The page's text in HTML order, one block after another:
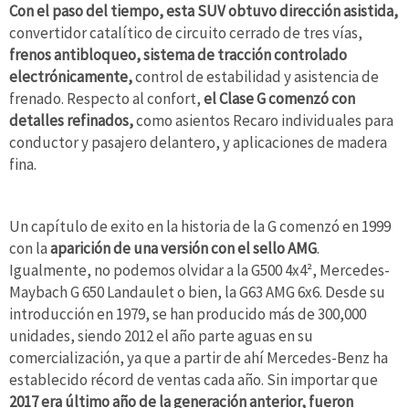
Con el paso del tiempo, esta SUV obtuvo dirección asistida,
convertidor catalítico de circuito cerrado de tres vías,
frenos antibloqueo, sistema de tracción controlado
electrónicamente,control de estabilidad y asistencia de
frenado. Respecto al confort,el Clase G comenzó con
detalles refinados,como asientos Recaro individuales para
conductor y pasajero delantero, y aplicaciones de madera
fina.
Un capítulo de exito en la historia de la G comenzó en 1999
con laaparición de una versión con el sello AMG.
Igualmente, no podemos olvidar a la G500 4x4², Mercedes-
Maybach G 650 Landaulet o bien, la G63 AMG 6x6. Desde su
introducción en 1979,se han producido más de 300,000
unidades, siendo 2012 el año parte aguas en su
comercialización, ya que a partir de ahí Mercedes-Benz ha
establecido récord de ventas cada año. Sin importar que
2017 era último año de la generación anterior, fueron